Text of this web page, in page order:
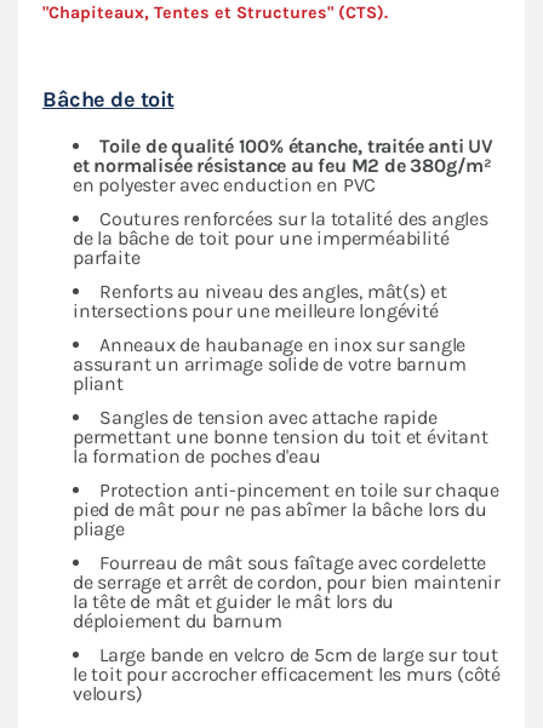
"Chapiteaux, Tentes et Structures" (CTS).
Bâche de toit
Toile de qualité 100% étanche, traitée anti UV
et normalisée résistance au feu M2 de 380g/m²
en polyester avec enduction en PVC
Coutures renforcées sur la totalité des angles
de la bâche de toit pour une imperméabilité
parfaite
Renforts au niveau des angles, mât(s) et
intersections pour une meilleure longévité
Anneaux de haubanage en inox sur sangle
assurant un arrimage solide de votre barnum
pliant
Sangles de tension avec attache rapide
permettant une bonne tension du toit et évitant
la formation de poches d'eau
Protection anti-pincement en toile sur chaque
pied de mât pour ne pas abîmer la bâche lors du
pliage
Fourreau de mât sous faîtage avec cordelette
de serrage et arrêt de cordon, pour bien maintenir
la tête de mât et guider le mât lors du
déploiement du barnum
Large bande en velcro de 5cm de large sur tout
le toit pour accrocher efficacement les murs (côté
velours)